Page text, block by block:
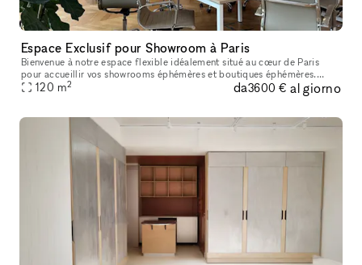
Espace Exclusif pour Showroom à Paris
Bienvenue à notre espace flexible idéalement situé au cœur de Paris
pour accueillir vos showrooms éphémères et boutiques éphémères.
Doté d'un magnifique parquet et de moulures, cet espace est parfa
120 m2 da3600 € al giorno